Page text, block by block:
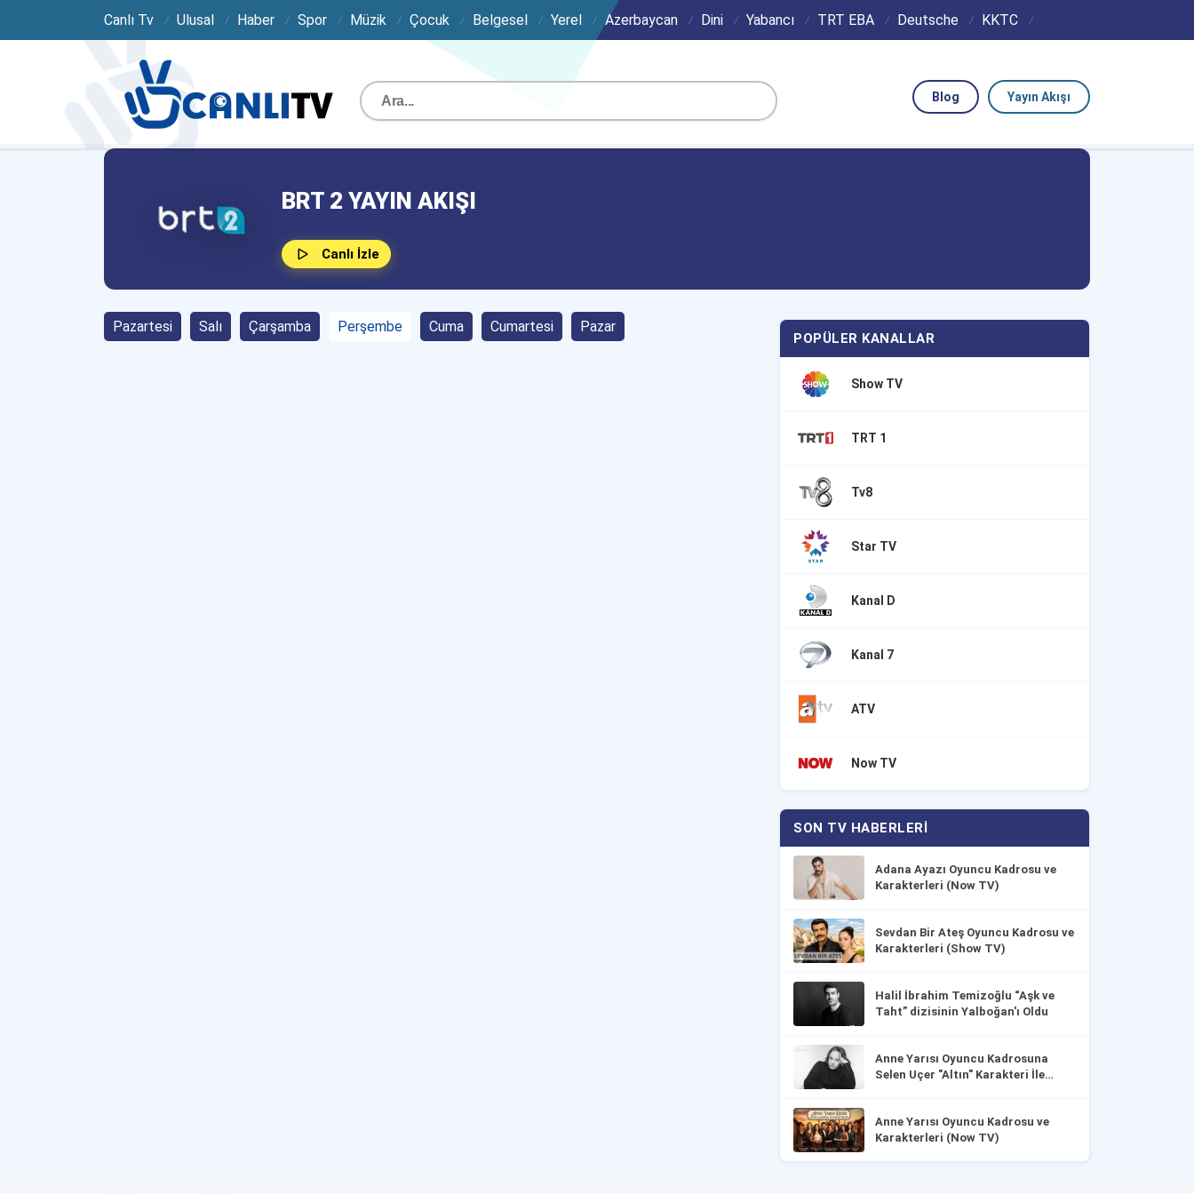
Canlı Tv Ulusal Haber Spor Müzik Çocuk Belgesel Yerel Azerbaycan Dini Yabancı TRT EBA Deutsche KKTC
Yayın Akışı
Blog
BRT 2 YAYIN AKIŞI
Canlı İzle
Pazartesi Salı Çarşamba Perşembe Cuma Cumartesi Pazar
POPÜLER KANALLAR
Show TV
TRT 1
Tv8
Star TV
Kanal D
Kanal 7
ATV
Now TV
SON TV HABERLERI
Adana Ayazı Oyuncu Kadrosu ve
Karakterleri (Now TV)
Sevdan Bir Ateş Oyuncu Kadrosu ve
Karakterleri (Show TV)
Halil İbrahim Temizoğlu “Aşk ve
Taht” dizisinin Yalboğan'ı Oldu
Anne Yarısı Oyuncu Kadrosuna
Selen Uçer "Altın" Karakteri İle
Anne Yarısı Oyuncu Kadrosu ve
Karakterleri (Now TV)